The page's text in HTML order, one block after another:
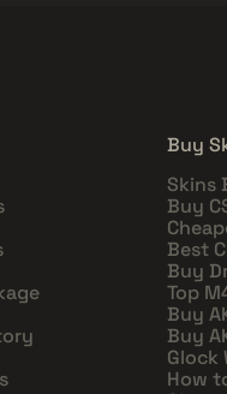
Buy
Skins
Buy
Best
Buy
Top
Buy
Buy
Glock
How